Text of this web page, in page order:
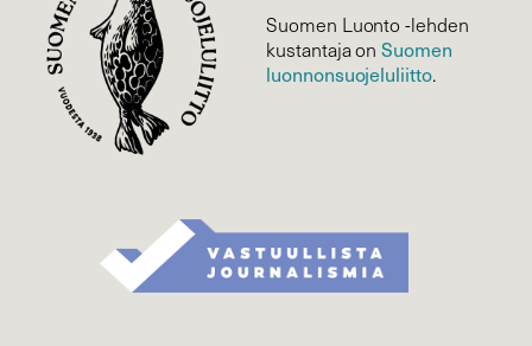
Suomen Luonto -lehden
kustantaja onSuomen
luonnonsuojelu­liitto.